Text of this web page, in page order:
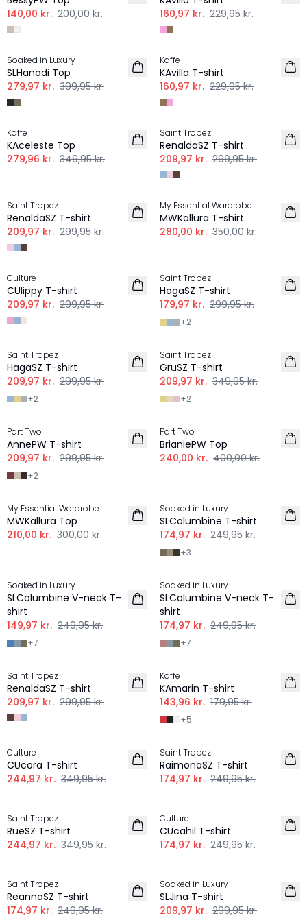
140,00 kr. 200,00 kr.
160,97 kr. 229,95 kr.
-30%
Soaked in Luxury
SLHanadi Top
279,97 kr. 399,95 kr.
-30%
Kaffe
KAvilla T-shirt
160,97 kr. 229,95 kr.
-20%
Kaffe
KAceleste Top
279,96 kr. 349,95 kr.
-30%
Saint Tropez
RenaldaSZ T-shirt
209,97 kr. 299,95 kr.
Saint Tropez
RenaldaSZ T-shirt
209,97 kr. 299,95 kr.
-20%
My Essential Wardrobe
MWKallura T-shirt
280,00 kr. 350,00 kr.
-30%
Culture
CUlippy T-shirt
209,97 kr. 299,95 kr.
Saint Tropez
HagaSZ T-shirt
179,97 kr. 299,95 kr.
+2
Saint Tropez
HagaSZ T-shirt
209,97 kr. 299,95 kr.
+2
-40%
Saint Tropez
GruSZ T-shirt
209,97 kr. 349,95 kr.
+2
-30%
Part Two
AnnePW T-shirt
209,97 kr. 299,95 kr.
+2
HØR
-40%
Part Two
BrianiePW Top
240,00 kr. 400,00 kr.
-30%
My Essential Wardrobe
MWKallura Top
210,00 kr. 300,00 kr.
Soaked in Luxury
SLColumbine T-shirt
174,97 kr. 249,95 kr.
+3
Soaked in Luxury
SLColumbine V-neck T-
shirt
149,97 kr. 249,95 kr.
+7
-30%
Soaked in Luxury
SLColumbine V-neck T-
shirt
174,97 kr. 249,95 kr.
+7
-30%
Saint Tropez
RenaldaSZ T-shirt
209,97 kr. 299,95 kr.
-20%
Kaffe
KAmarin T-shirt
143,96 kr. 179,95 kr.
+5
Culture
CUcora T-shirt
244,97 kr. 349,95 kr.
-30%
Saint Tropez
RaimonaSZ T-shirt
174,97 kr. 249,95 kr.
Saint Tropez
RueSZ T-shirt
244,97 kr. 349,95 kr.
Culture
CUcahil T-shirt
174,97 kr. 249,95 kr.
Saint Tropez
ReannaSZ T-shirt
174,97 kr. 249,95 kr.
Soaked in Luxury
SLJina T-shirt
209,97 kr. 299,95 kr.